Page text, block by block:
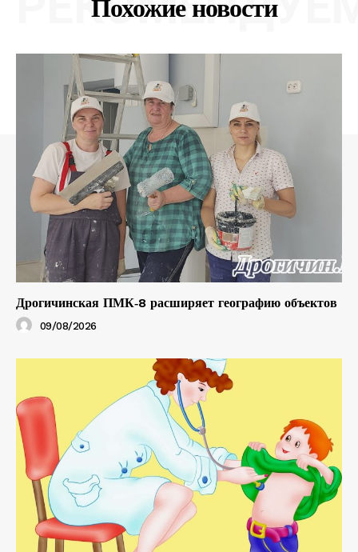
Похожие новости
Дрогичинская ПМК‑8 расширяет географию объектов
09/08/2026